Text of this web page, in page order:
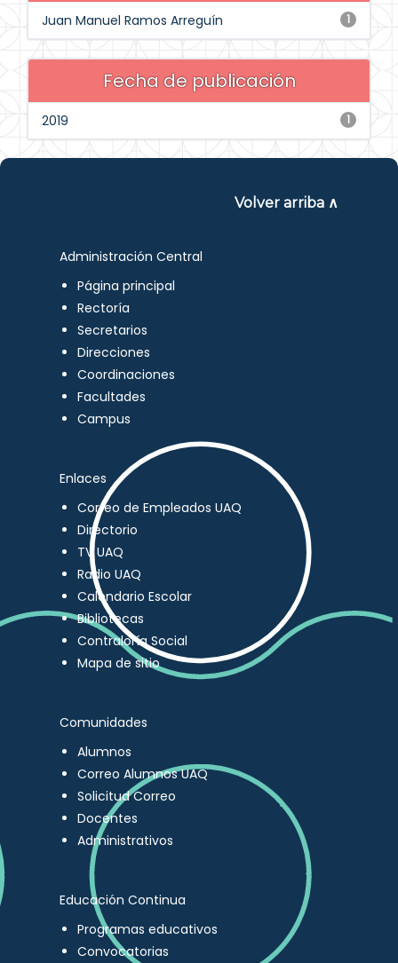
1
Juan Manuel Ramos Arreguín
Fecha de publicación
1
2019
Volver arriba ∧
Administración Central
Página principal
Rectoría
Secretarios
Direcciones
Coordinaciones
Facultades
Campus
Enlaces
Correo de Empleados UAQ
Directorio
TV UAQ
Radio UAQ
Calendario Escolar
Bibliotecas
Contraloría Social
Mapa de sitio
Comunidades
Alumnos
Correo Alumnos UAQ
Solicitud Correo
Docentes
Administrativos
Educación Continua
Programas educativos
Convocatorias